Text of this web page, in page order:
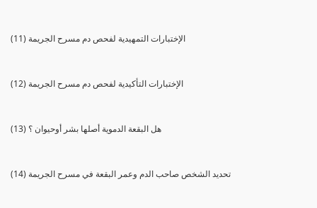
(11) الإختبارات التمهيدية لفحص دم مسرح الجريمة
(12) الإختبارات التأكيدية لفحص دم مسرح الجريمة
(13) هل البقعة الدموية أصلها بشر أوحيوان ؟
(14) تحديد الشخص صاحب الدم وعمر البقعة في مسرح الجريمة